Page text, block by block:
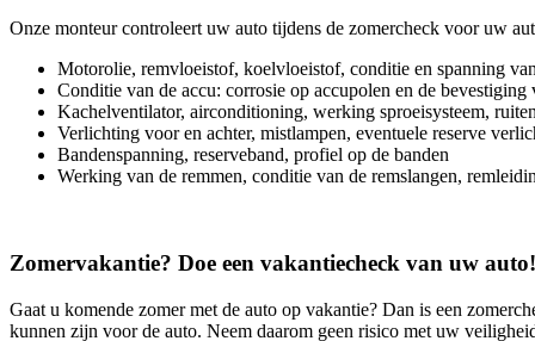
Onze monteur controleert uw auto tijdens de zomercheck voor uw
Motorolie, remvloeistof, koelvloeistof, conditie en spanning
Conditie van de accu: corrosie op accupolen en de bevestiging
Kachelventilator, airconditioning, werking sproeisysteem,
Verlichting voor en achter, mistlampen, eventuele reserve
Bandenspanning, reserveband, profiel op de banden
Werking van de remmen, conditie van de remslangen,
Zomervakantie? Doe een vakantiecheck van uw auto!
Gaat u komende zomer met de auto op vakantie? Dan is een
kunnen zijn voor de auto. Neem daarom geen risico met uw